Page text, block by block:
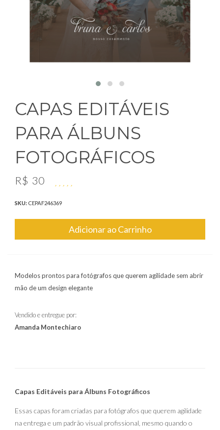
CAPAS EDITÁVEIS
PARA ÁLBUNS
FOTOGRÁFICOS
R$ 30
SKU: CEPAF246369
Adicionar ao Carrinho
Modelos prontos para fotógrafos que querem agilidade sem abrir
mão de um design elegante
Vendido e entregue por:
Amanda Montechiaro
Capas Editáveis para Álbuns Fotográficos
Essas capas foram criadas para fotógrafos que querem agilidade
na entrega e um padrão visual profissional, mesmo quando o